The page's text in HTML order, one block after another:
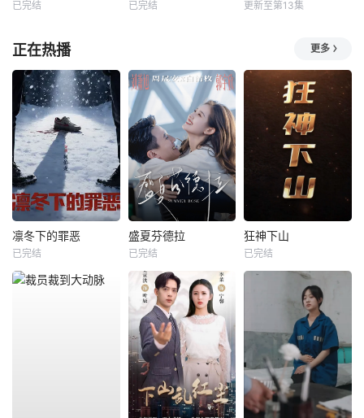
已完结 已完结 更新至第13集
正在热播 更多
凛冬下的罪恶
已完结
盛夏芬德拉
已完结
狂神下山
已完结